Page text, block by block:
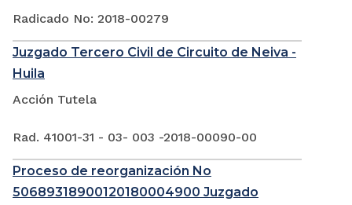
Radicado No: 2018-00279
Juzgado Tercero Civil de Circuito de Neiva -
Huila
Acción Tutela
Rad. 41001-31 - 03- 003 -2018-00090-00
Proceso de reorganización No
50689318900120180004900 Juzgado